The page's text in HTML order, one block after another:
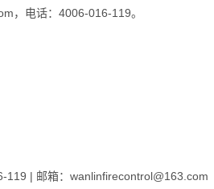
，电话：4006-016-119。
119 | 邮箱：wanlinfirecontrol@163.com